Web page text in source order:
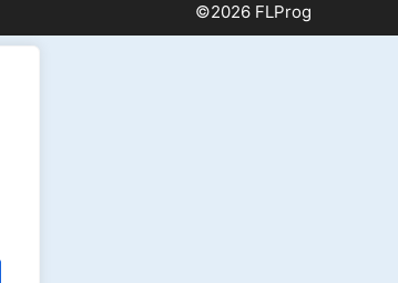
©2026 FLProg